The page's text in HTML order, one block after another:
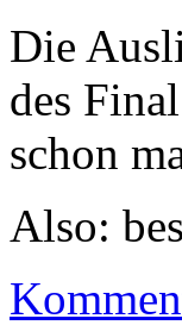
Die
des
schon
Also: